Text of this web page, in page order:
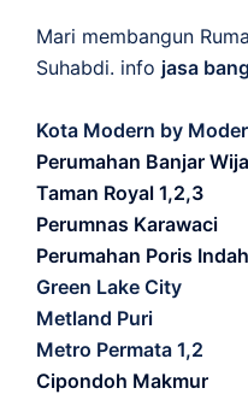
Mari membangun
Suhabdi. info jasa
Kota Modern by
Perumahan Banjar
Taman Royal 1,2,3
Perumnas Karawaci
Perumahan Poris Indah
Green Lake City
Metland Puri
Metro Permata 1,2
Cipondoh Makmur